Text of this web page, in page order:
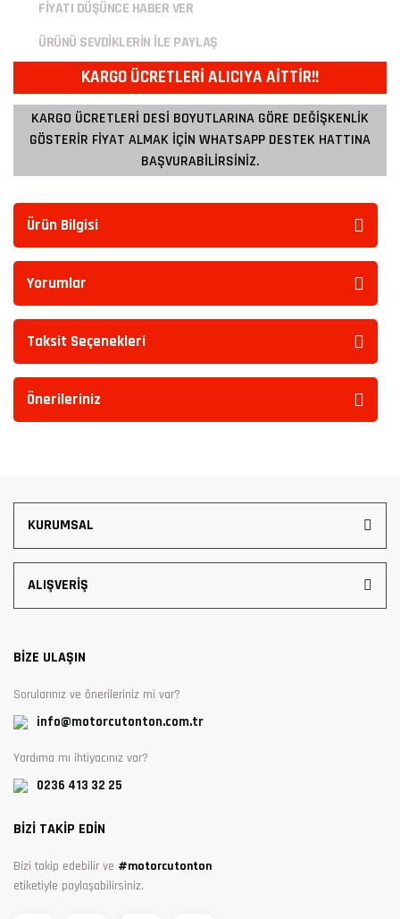
FİYATI DÜŞÜNCE HABER VER
ÜRÜNÜ SEVDİKLERİN İLE PAYLAŞ
KARGO ÜCRETLERİ ALICIYA AİTTİR!!
KARGO ÜCRETLERİ DESİ BOYUTLARINA GÖRE DEĞİŞKENLİK
GÖSTERİR FİYAT ALMAK İÇİN WHATSAPP DESTEK HATTINA
BAŞVURABİLİRSİNİZ.
Ürün Bilgisi
Yorumlar
Taksit Seçenekleri
Önerileriniz
KURUMSAL
ALIŞVERİŞ
BİZE ULAŞIN
Sorularınız ve önerileriniz mi var?
info@motorcutonton.com.tr
Yardıma mı ihtiyacınız var?
0236 413 32 25
BİZİ TAKİP EDİN
Bizi takip edebilir ve #motorcutonton
etiketiyle paylaşabilirsiniz.